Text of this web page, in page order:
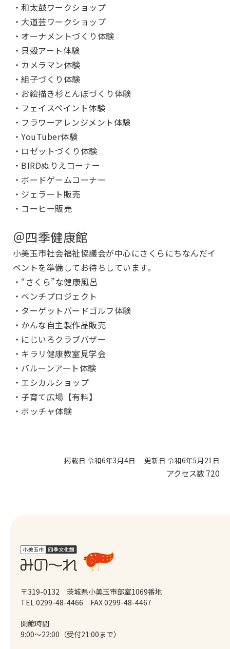
・和太鼓ワークショップ
・大道芸ワークショップ
・オーナメントづくり体験
・貝殻アート体験
・カメラマン体験
・組子づくり体験
・お絵描き杉とんぼづくり体験
・フェイスペイント体験
・フラワーアレンジメント体験
・YouTuber体験
・ロゼットづくり体験
・BIRDぬりえコーナー
・ボードゲームコーナー
・ジェラート販売
・コーヒー販売
＠四季健康館
小美玉市社会福祉協議会が中心にさくらにちなんだイ
ベントを準備してお待ちしています。
・“さくら”な健康風呂
・ベンチプロジェクト
・ターゲットバードゴルフ体験
・かんな自主製作品販売
・にじいろクラブバザー
・キラリ健康教室見学会
・バルーンアート体験
・エシカルショップ
・子育て広場【有料】
・ボッチャ体験
掲載日 令和6年3月4日 更新日 令和6年5月21日
アクセス数720
〒319-0132 茨城県小美玉市部室1069番地
TEL 0299-48-4466
FAX 0299-48-4467
開館時間
9:00～22:00（受付21:00まで）